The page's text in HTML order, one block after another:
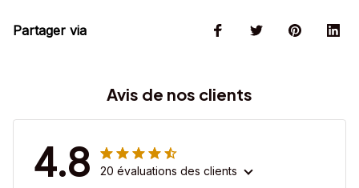
Partager via
Avis de nos clients
4.8 20 évaluations des clients